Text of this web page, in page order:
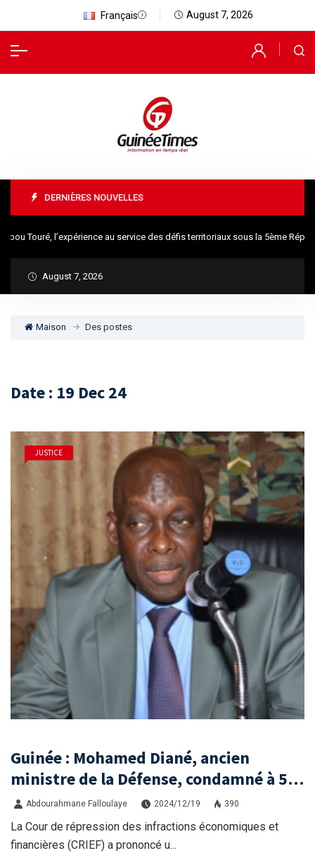
Français August 7, 2026
DERNIÈRES NOUVELLES
Touré, l’expérience au service des défis territoriaux sous la 5ème
August 7, 2026
Maison Des postes
Date : 19 Dec 24
JUSTICE
Guinée : Mohamed Diané, ancien
ministre de la Défense, condamné à 5
ans de prison par la CRIEF
Abdourahmane Falloulaye 2024/12/19 390
La Cour de répression des infractions économiques et
financières (CRIEF) a prononcé u...